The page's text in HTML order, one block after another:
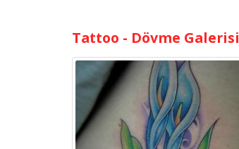
Tattoo - Dövme Galerisi